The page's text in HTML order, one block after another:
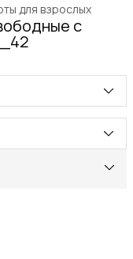
для взрослых
› с